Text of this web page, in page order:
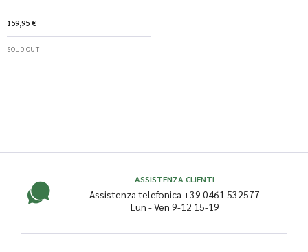
159,95 €
SOLD OUT
ASSISTENZA CLIENTI
Assistenza telefonica +39 0461 532577
Lun - Ven 9-12 15-19